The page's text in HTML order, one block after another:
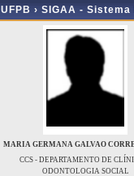
UFPB › SIGAA -
MARIA GERMANA GALVAO
CCS - DEPARTAMENTO DE
ODONTOLOGIA SOCIAL